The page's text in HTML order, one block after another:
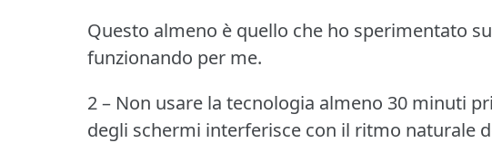
Questo almeno è quello che ho sperimentato
funzionando per me.
2 – Non usare la tecnologia almeno 30 minuti
degli schermi interferisce con il ritmo naturale